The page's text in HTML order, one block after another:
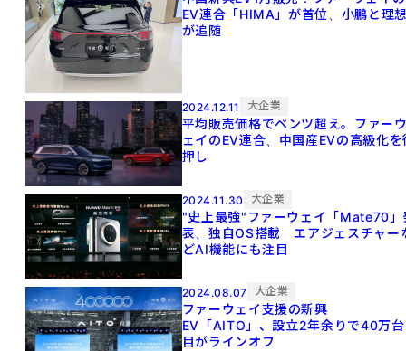
EV連合「HIMA」が首位、小鵬と理
が追随
2024.12.11 大企業
平均販売価格でベンツ超え。ファー
ェイのEV連合、中国産EVの高級化を
押し
2024.11.30 大企業
"史上最強"ファーウェイ「Mate70」
表、独自OS搭載 エアジェスチャー
どAI機能にも注目
2024.08.07 大企業
ファーウェイ支援の新興
EV「AITO」、設立2年余りで40万台
目がラインオフ